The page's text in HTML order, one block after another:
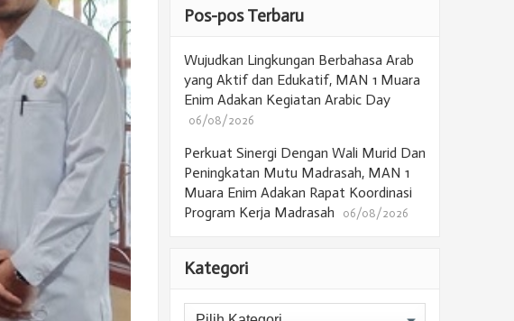
Pos-pos Terbaru
Wujudkan Lingkungan Berbahasa Arab
yang Aktif dan Edukatif, MAN 1 Muara
Enim Adakan Kegiatan Arabic Day
06/08/2026
Perkuat Sinergi Dengan Wali Murid Dan
Peningkatan Mutu Madrasah, MAN 1
Muara Enim Adakan Rapat Koordinasi
Program Kerja Madrasah
06/08/2026
Kategori
Kategori